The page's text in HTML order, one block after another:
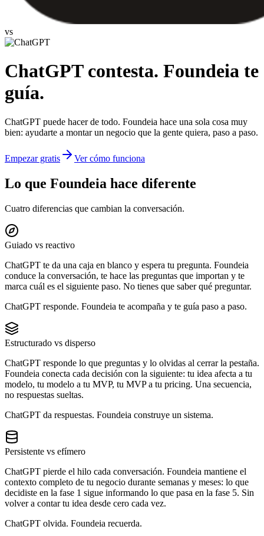
vs
ChatGPT contesta. Foundeia te
guía.
ChatGPT puede hacer de todo. Foundeia hace una sola cosa muy
bien: ayudarte a montar un negocio que la gente quiera, paso a paso.
Empezar gratis Ver cómo funciona
Lo que Foundeia hace diferente
Cuatro diferencias que cambian la conversación.
Guiado vs reactivo
ChatGPT te da una caja en blanco y espera tu pregunta. Foundeia
conduce la conversación, te hace las preguntas que importan y te
marca cuál es el siguiente paso. No tienes que saber qué preguntar.
ChatGPT responde. Foundeia te acompaña y te guía paso a paso.
Estructurado vs disperso
ChatGPT responde lo que preguntas y lo olvidas al cerrar la pestaña.
Foundeia conecta cada decisión con la siguiente: tu idea afecta a tu
modelo, tu modelo a tu MVP, tu MVP a tu pricing. Una secuencia,
no respuestas sueltas.
ChatGPT da respuestas. Foundeia construye un sistema.
Persistente vs efímero
ChatGPT pierde el hilo cada conversación. Foundeia mantiene el
contexto completo de tu negocio durante semanas y meses: lo que
decidiste en la fase 1 sigue informando lo que pasa en la fase 5. Sin
volver a contar tu idea desde cero cada vez.
ChatGPT olvida. Foundeia recuerda.